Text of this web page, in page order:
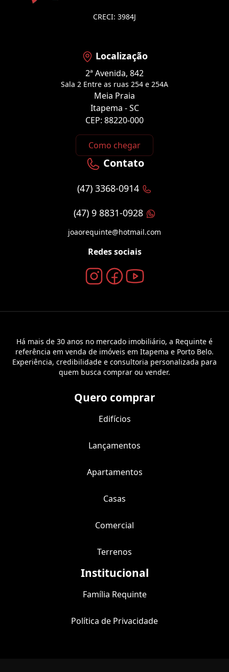
CRECI: 3984J
Localização
2ª Avenida, 842
Sala 2 Entre as ruas 254 e 254A
Meia Praia
Itapema - SC
CEP: 88220-000
Como chegar
Contato
(47) 3368-0914
(47) 9 8831-0928
joaorequinte@hotmail.com
Redes sociais
Há mais de 30 anos no mercado imobiliário, a Requinte é
referência em venda de imóveis em Itapema e Porto Belo.
Experiência, credibilidade e consultoria personalizada para
quem busca comprar ou vender.
Quero comprar
Edifícios
Lançamentos
Apartamentos
Casas
Comercial
Terrenos
Institucional
Família Requinte
Política de Privacidade